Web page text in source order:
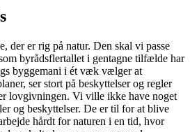
der er rig på natur. Den skal vi passe
byrådsflertallet i gentagne tilfælde har
byggemani i ét væk vælger at
ser stort på beskyttelser og regler
lovgivningen. Vi ville ikke have noget
og beskyttelser. De er til for at blive
hårdt for naturen i en tid, hvor